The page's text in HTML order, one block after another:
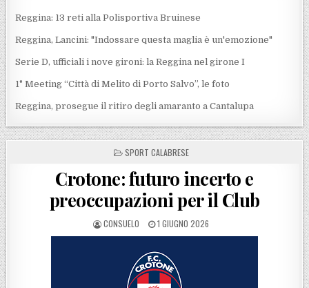
Reggina: 13 reti alla Polisportiva Bruinese
Reggina, Lancini: "Indossare questa maglia è un'emozione"
Serie D, ufficiali i nove gironi: la Reggina nel girone I
1° Meeting “Città di Melito di Porto Salvo”, le foto
Reggina, prosegue il ritiro degli amaranto a Cantalupa
POSTED IN
SPORT CALABRESE
Crotone: futuro incerto e
preoccupazioni per il Club
POSTED BY
CONSUELO POSTED ON
1 GIUGNO 2026